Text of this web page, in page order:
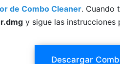
de Combo Cleaner. Cuando
y sigue las instrucciones
Descargar